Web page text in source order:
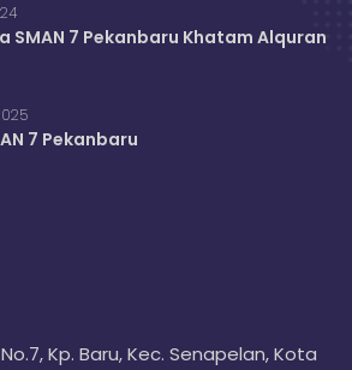
SMAN 7 Pekanbaru Khatam Alquran
7 Pekanbaru
Kp. Baru, Kec. Senapelan, Kota